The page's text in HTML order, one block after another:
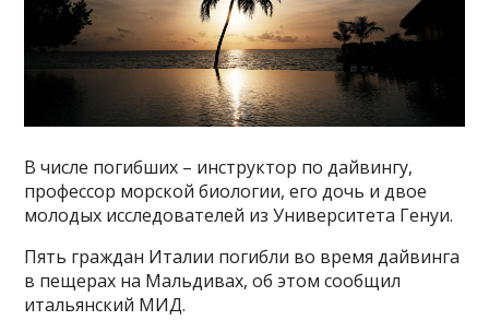
В числе погибших – инструктор по дайвингу,
профессор морской биологии, его дочь и двое
молодых исследователей из Университета Генуи.
Пять граждан Италии погибли во время дайвинга
в пещерах на Мальдивах, об этом сообщил
итальянский МИД.